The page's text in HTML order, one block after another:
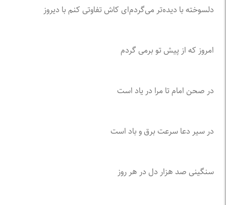
دلسوخته با دیده‌تر می‌گردم‌ای کاش تفاوتی کنم با دیروز
امروز که از پیش تو برمی گردم
در صحن امام تا مرا در یاد است
در سیر دعا سرعت برق و باد است
سنگینی صد هزار دل در هر روز